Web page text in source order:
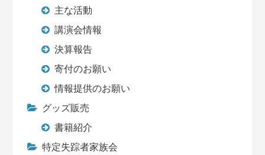
主な活動
講演会情報
決算報告
寄付のお願い
情報提供のお願い
グッズ販売
書籍紹介
特定失踪者家族会